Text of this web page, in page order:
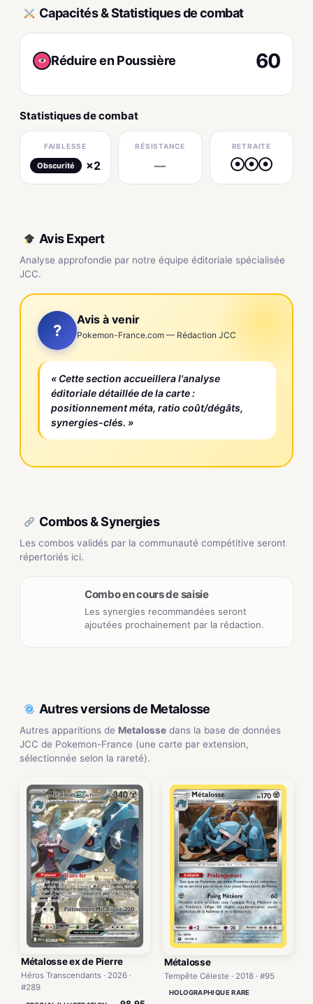
Capacités & Statistiques de combat
Réduire en Poussière 60
Statistiques de combat
FAIBLESSE
Obscurité ×2
RÉSISTANCE
—
RETRAITE
● ● ●
Avis Expert
Analyse approfondie par notre équipe éditoriale spécialisée
JCC.
?
Avis à venir
Pokemon-France.com — Rédaction JCC
« Cette section accueillera l'analyse
éditoriale détaillée de la carte :
positionnement méta, ratio coût/dégâts,
synergies-clés. »
Combos & Synergies
Les combos validés par la communauté compétitive seront
répertoriés ici.
Combo en cours de saisie
Les synergies recommandées seront
ajoutées prochainement par la rédaction.
Autres versions de Metalosse
Autres apparitions de Metalosse dans la base de données
JCC de Pokemon-France (une carte par extension,
sélectionnée selon la rareté).
Métalosse ex de Pierre
Héros Transcendants · 2026 ·
#289
Métalosse
Tempête Céleste · 2018 · #95
HOLOGRAPHIQUE RARE